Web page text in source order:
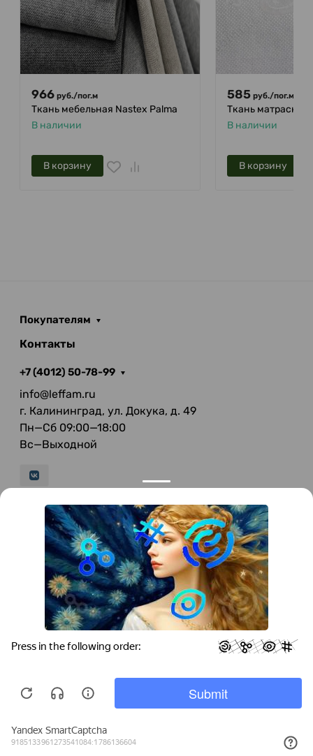
Каталог
966 руб./пог.м
Ткань мебельная Nastex Palma
В наличии
В корзину
585 руб./пог.м
Ткань
В наличии
В корзину
Покупателям
Контакты
+7 (4012) 50-78-99
info@leffam.ru
г. Калининград, ул. Докука, д. 49
Пн—Сб 09:00—18:00
Вс—Выходной
© 2026 LeFFAM — материалы для качественной
мягкой мебели
Получение и обработка персональных данных происходит в
соответствии с Федеральным законом от 27.07.2006 года №152-ФЗ
"О персональных данных", на условиях и для целей, определенных
Политикой конфиденциальности.
Все права защищены. Использование информации с сайта без
разрешения запрещено. Информация, указанная на сайте, не
является публичной офертой.
ООО "Мебель-Холл" ИНН: 3904613126 ОГРН: 1103925020517
Мы используем cookies для быстрой и
пользоваться сайтом, вы принимаете
условия обработки персональных данных